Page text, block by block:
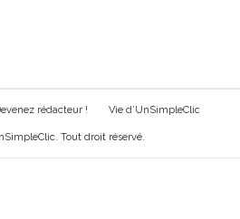
rédacteur ! Vie d’UnSimpleClic
Tout droit réservé.